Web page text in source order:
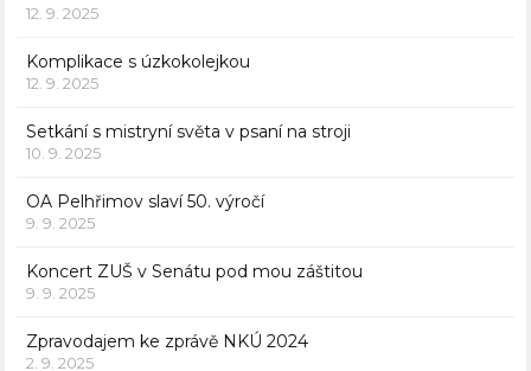
12. 9. 2025
Komplikace s úzkokolejkou
12. 9. 2025
Setkání s mistryní světa v psaní na stroji
10. 9. 2025
OA Pelhřimov slaví 50. výročí
9. 9. 2025
Koncert ZUŠ v Senátu pod mou záštitou
9. 9. 2025
Zpravodajem ke zprávě NKÚ 2024
2. 9. 2025